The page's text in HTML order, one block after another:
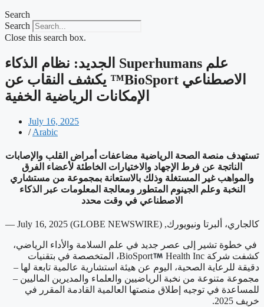
Search
Search
Close this search box.
‫ علم Superhumans الجديد: نظام الذكاء
الاصطناعي BioSport™ يكشف النقاب عن
الإمكانات الرياضية الخفية
July 16, 2025
/ Arabic
تستهدف منصة الصحة الرياضية مضاعفات أمراض القلب والإصابات
الناتجة عن فرط الإجهاد والاختيارات الخاطئة لأعضاء الفرق
والمواهب غير المستغلة وذلك بالاستعانة بمجموعة من مستشاري
النخبة وعلم الجينوم المتطور ومعالجة المعلومات عبر الذكاء
الاصطناعي في وقت محدد
كالجاري، ألبرتا ونيويورك, July 16, 2025 (GLOBE NEWSWIRE) —
في خطوة تشير إلى عصر جديد في علم السلامة والأداء الرياضي،
كشفت شركة BioSport
Health Inc، المتخصصة في بتقنيات
دقيقة للرعاية الصحية، اليوم عن هيئة استشارية عالمية تابعة لها –
مجموعة متنوعة من نخبة الرياضيين والعلماء والمديرين الماليين –
للمساعدة في توجيه إطلاق منصتها العالمية القادمة المقرر في
خريف 2025.